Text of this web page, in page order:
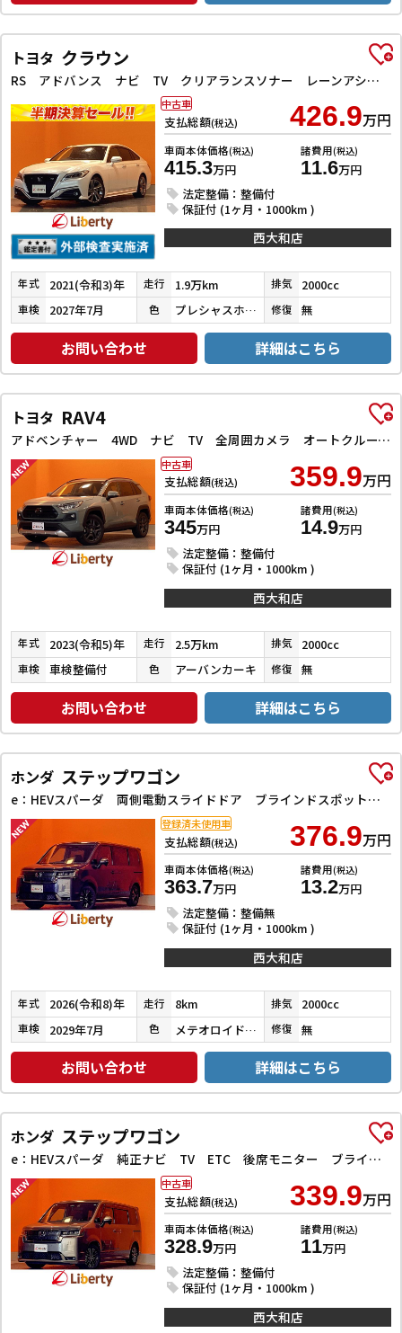
トヨタ クラウン
RS アドバンス ナビ TV クリアランスソナー レーンアシスト オートクルーズコントロール 衝突被害軽減システム 全周囲カメラ アルミホイール LEDヘッドランプ AT シートヒーター
支払総額(税込) 426.9万円
車両本体価格(税込)
415.3万円
諸費用(税込)
11.6万円
法定整備：整備付
保証付 (1ヶ月・1000km )
中古車
西大和店
年式 2021(令和3)年 走行 1.9万km 排気 2000cc
車検 2027年7月 色 プレシャスホワイトパール 修復 無
お問い合わせ 詳細はこちら
トヨタ RAV4
アドベンチャー 4WD ナビ TV 全周囲カメラ オートクルーズコントロール レーンアシスト パワーシート 衝突被害軽減システム オートマチックハイビーム オートライト LEDヘッドランプ アルミホイール
支払総額(税込) 359.9万円
車両本体価格(税込)
345万円
諸費用(税込)
14.9万円
法定整備：整備付
保証付 (1ヶ月・1000km )
中古車
西大和店
年式 2023(令和5)年 走行 2.5万km 排気 2000cc
車検 車検整備付 色 アーバンカーキ 修復 無
お問い合わせ 詳細はこちら
ホンダ ステップワゴン
e：HEVスパーダ 両側電動スライドドア ブラインドスポットモニター クリアランスソナー オートクルーズコントロール レーンアシスト 衝突被害軽減システム オートライト LEDヘッドランプ スマートキー 電動格納ミラー
支払総額(税込) 376.9万円
車両本体価格(税込)
363.7万円
諸費用(税込)
13.2万円
法定整備：整備無
保証付 (1ヶ月・1000km )
登録済未使用車
西大和店
年式 2026(令和8)年 走行 8km 排気 2000cc
車検 2029年7月 色 メテオロイドグレーメタリック 修復 無
お問い合わせ 詳細はこちら
ホンダ ステップワゴン
e：HEVスパーダ 純正ナビ TV ETC 後席モニター ブラインドスポットモニター オートクルーズコントロール レーンアシスト 衝突被害軽減システム 両側電動スライドドア オートライト LEDヘッドランプ スマートキー
支払総額(税込) 339.9万円
車両本体価格(税込)
328.9万円
諸費用(税込)
11万円
法定整備：整備付
保証付 (1ヶ月・1000km )
中古車
西大和店